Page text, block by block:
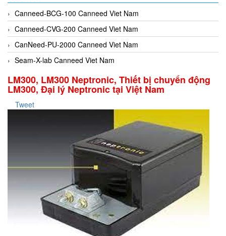
Canneed-BCG-100 Canneed Viet Nam
Canneed-CVG-200 Canneed Viet Nam
CanNeed-PU-2000 Canneed Viet Nam
Seam-X-lab Canneed Viet Nam
LM300, LM300 Neptronic, Thiết bị chuyển động
LM300, Đại lý Neptronic tại Việt Nam
Tweet